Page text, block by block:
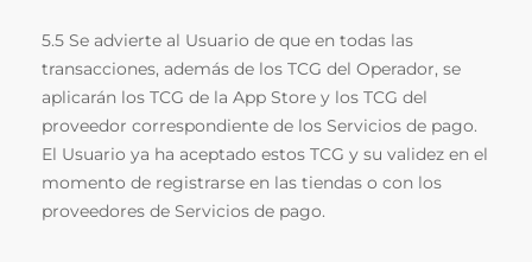
5.5 Se advierte al Usuario de que en todas las
transacciones, además de los TCG del Operador, se
aplicarán los TCG de la App Store y los TCG del
proveedor correspondiente de los Servicios de pago.
El Usuario ya ha aceptado estos TCG y su validez en el
momento de registrarse en las tiendas o con los
proveedores de Servicios de pago.